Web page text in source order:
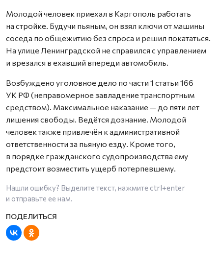
Молодой человек приехал в Каргополь работать
на стройке. Будучи пьяным, он взял ключи от машины
соседа по общежитию без спроса и решил покататься.
На улице Ленинградской не справился с управлением
и врезался в ехавший впереди автомобиль.
Возбуждено уголовное дело по части 1 статьи 166
УК РФ (неправомерное завладение транспортным
средством). Максимальное наказание — до пяти лет
лишения свободы. Ведётся дознание. Молодой
человек также привлечён к административной
ответственности за пьяную езду. Кроме того,
в порядке гражданского судопроизводства ему
предстоит возместить ущерб потерпевшему.
Нашли ошибку? Выделите текст, нажмите ctrl+enter
и отправьте ее нам.